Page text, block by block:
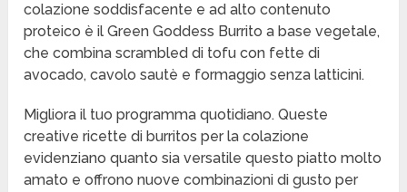
colazione soddisfacente e ad alto contenuto
proteico è il Green Goddess Burrito a base vegetale,
che combina scrambled di tofu con fette di
avocado, cavolo sautè e formaggio senza latticini.
Migliora il tuo programma quotidiano. Queste
creative ricette di burritos per la colazione
evidenziano quanto sia versatile questo piatto molto
amato e offrono nuove combinazioni di gusto per